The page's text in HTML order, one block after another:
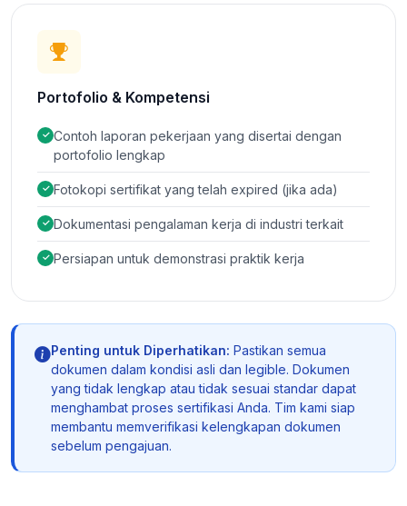
Portofolio & Kompetensi
Contoh laporan pekerjaan yang disertai dengan
portofolio lengkap
Fotokopi sertifikat yang telah expired (jika ada)
Dokumentasi pengalaman kerja di industri terkait
Persiapan untuk demonstrasi praktik kerja
Penting untuk Diperhatikan: Pastikan semua
dokumen dalam kondisi asli dan legible. Dokumen
yang tidak lengkap atau tidak sesuai standar dapat
menghambat proses sertifikasi Anda. Tim kami siap
membantu memverifikasi kelengkapan dokumen
sebelum pengajuan.